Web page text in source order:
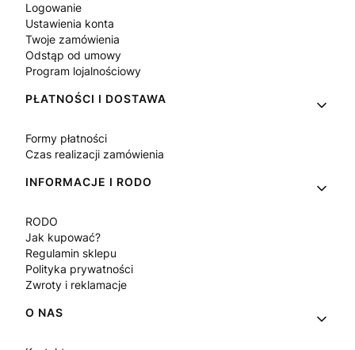
Logowanie
Ustawienia konta
Twoje zamówienia
Odstąp od umowy
Program lojalnościowy
PŁATNOŚCI I DOSTAWA
Formy płatności
Czas realizacji zamówienia
INFORMACJE I RODO
RODO
Jak kupować?
Regulamin sklepu
Polityka prywatności
Zwroty i reklamacje
O NAS